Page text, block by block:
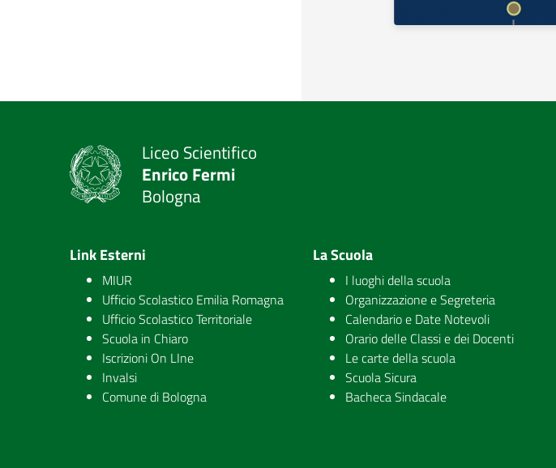
Liceo Scientifico
Enrico Fermi
Bologna
Link Esterni
MIUR
Ufficio Scolastico Emilia Romagna
Ufficio Scolastico Territoriale
Scuola in Chiaro
Iscrizioni On LIne
Invalsi
Comune di Bologna
La Scuola
I luoghi della scuola
Organizzazione e Segreteria
Calendario e Date Notevoli
Orario delle Classi e dei Docenti
Le carte della scuola
Scuola Sicura
Bacheca Sindacale